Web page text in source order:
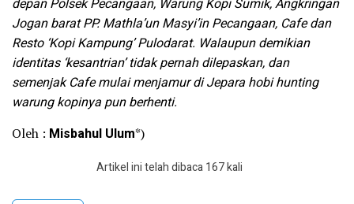
depan Polsek Pecangaan, Warung Kopi Sumik, Angkringan
Jogan barat PP. Mathla’un Masyi’in Pecangaan, Cafe dan
Resto ‘Kopi Kampung’ Pulodarat. Walaupun demikian
identitas ‘kesantrian’ tidak pernah dilepaskan, dan
semenjak Cafe mulai menjamur di Jepara hobi hunting
warung kopinya pun berhenti.
Oleh : Misbahul Ulum*)
Artikel ini telah dibaca 167 kali